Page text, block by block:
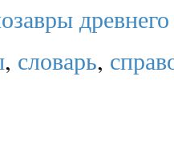
, словарь,